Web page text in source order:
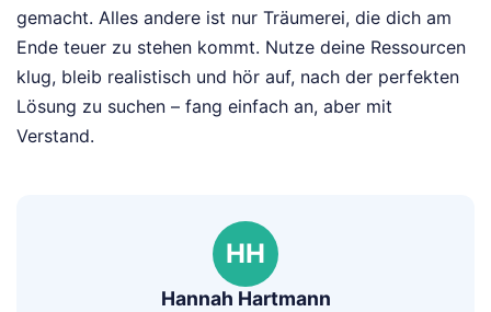
gemacht. Alles andere ist nur Träumerei, die dich am
Ende teuer zu stehen kommt. Nutze deine Ressourcen
klug, bleib realistisch und hör auf, nach der perfekten
Lösung zu suchen – fang einfach an, aber mit
Verstand.
HH
Hannah Hartmann